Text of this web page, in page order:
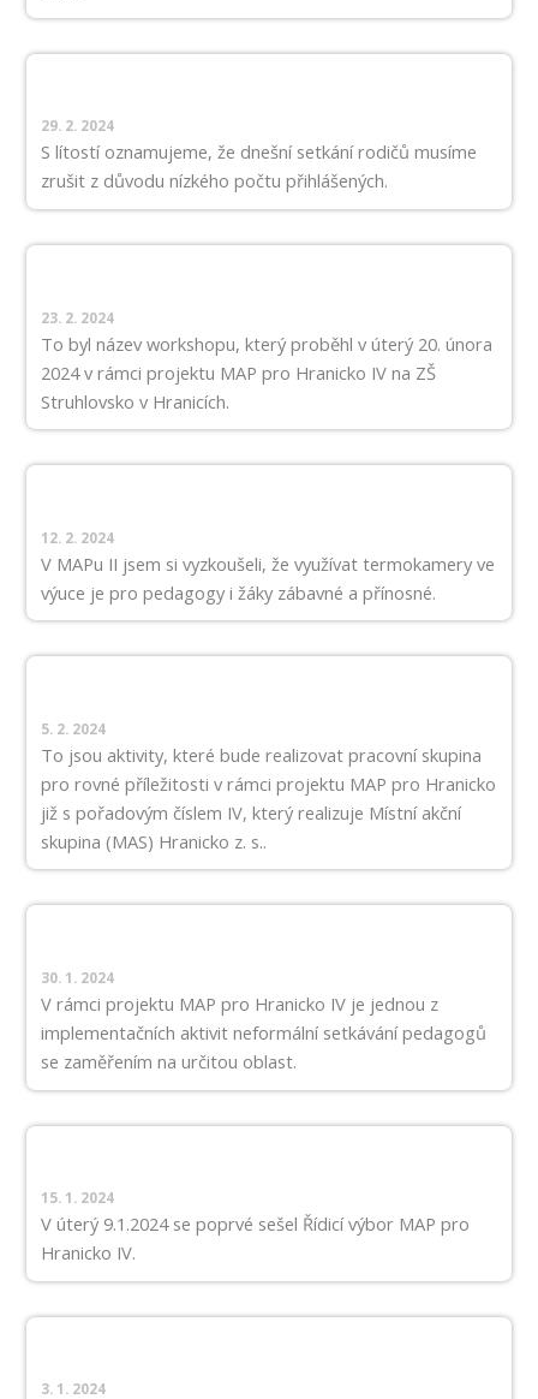
29. 2. 2024
S lítostí oznamujeme, že dnešní setkání rodičů musíme
zrušit z důvodu nízkého počtu přihlášených.
23. 2. 2024
To byl název workshopu, který proběhl v úterý 20. února
2024 v rámci projektu MAP pro Hranicko IV na ZŠ
Struhlovsko v Hranicích.
12. 2. 2024
V MAPu II jsem si vyzkoušeli, že využívat termokamery ve
výuce je pro pedagogy i žáky zábavné a přínosné.
5. 2. 2024
To jsou aktivity, které bude realizovat pracovní skupina
pro rovné příležitosti v rámci projektu MAP pro Hranicko
již s pořadovým číslem IV, který realizuje Místní akční
skupina (MAS) Hranicko z. s..
30. 1. 2024
V rámci projektu MAP pro Hranicko IV je jednou z
implementačních aktivit neformální setkávání pedagogů
se zaměřením na určitou oblast.
15. 1. 2024
V úterý 9.1.2024 se poprvé sešel Řídicí výbor MAP pro
Hranicko IV.
3. 1. 2024